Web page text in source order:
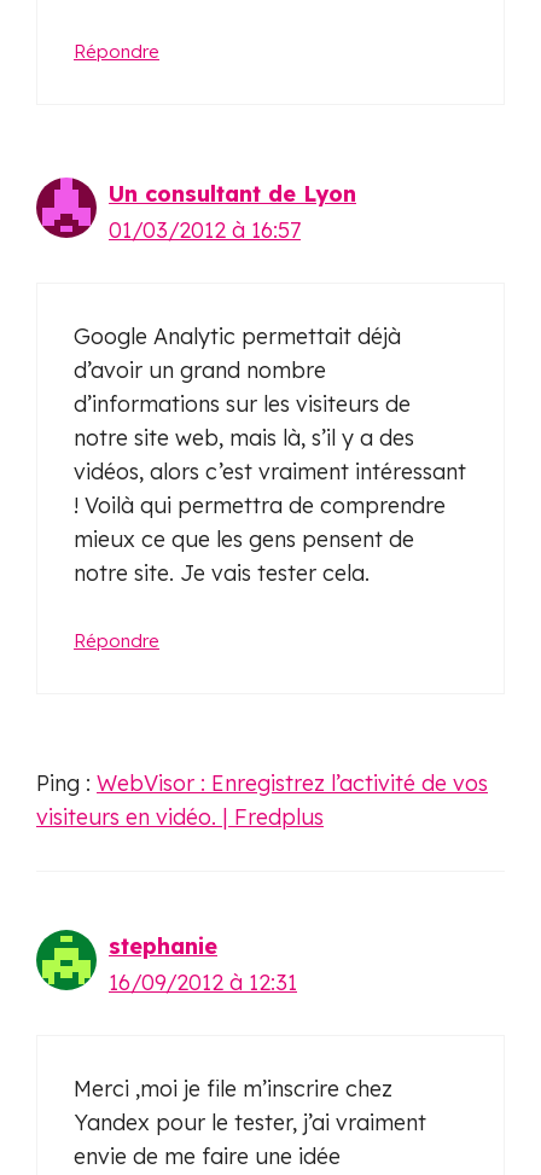
Répondre
Un consultant de Lyon
01/03/2012 à 16:57
Google Analytic permettait déjà
d’avoir un grand nombre
d’informations sur les visiteurs de
notre site web, mais là, s’il y a des
vidéos, alors c’est vraiment intéressant
! Voilà qui permettra de comprendre
mieux ce que les gens pensent de
notre site. Je vais tester cela.
Répondre
Ping : WebVisor : Enregistrez l’activité de vos
visiteurs en vidéo. | Fredplus
stephanie
16/09/2012 à 12:31
Merci ,moi je file m’inscrire chez
Yandex pour le tester, j’ai vraiment
envie de me faire une idée